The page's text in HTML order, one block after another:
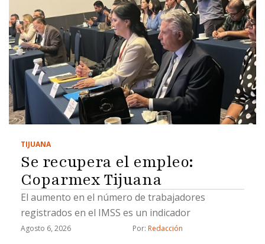
TIJUANA
Se recupera el empleo:
Coparmex Tijuana
El aumento en el número de trabajadores
registrados en el IMSS es un indicador
Agosto 6, 2026 Por: Redacción